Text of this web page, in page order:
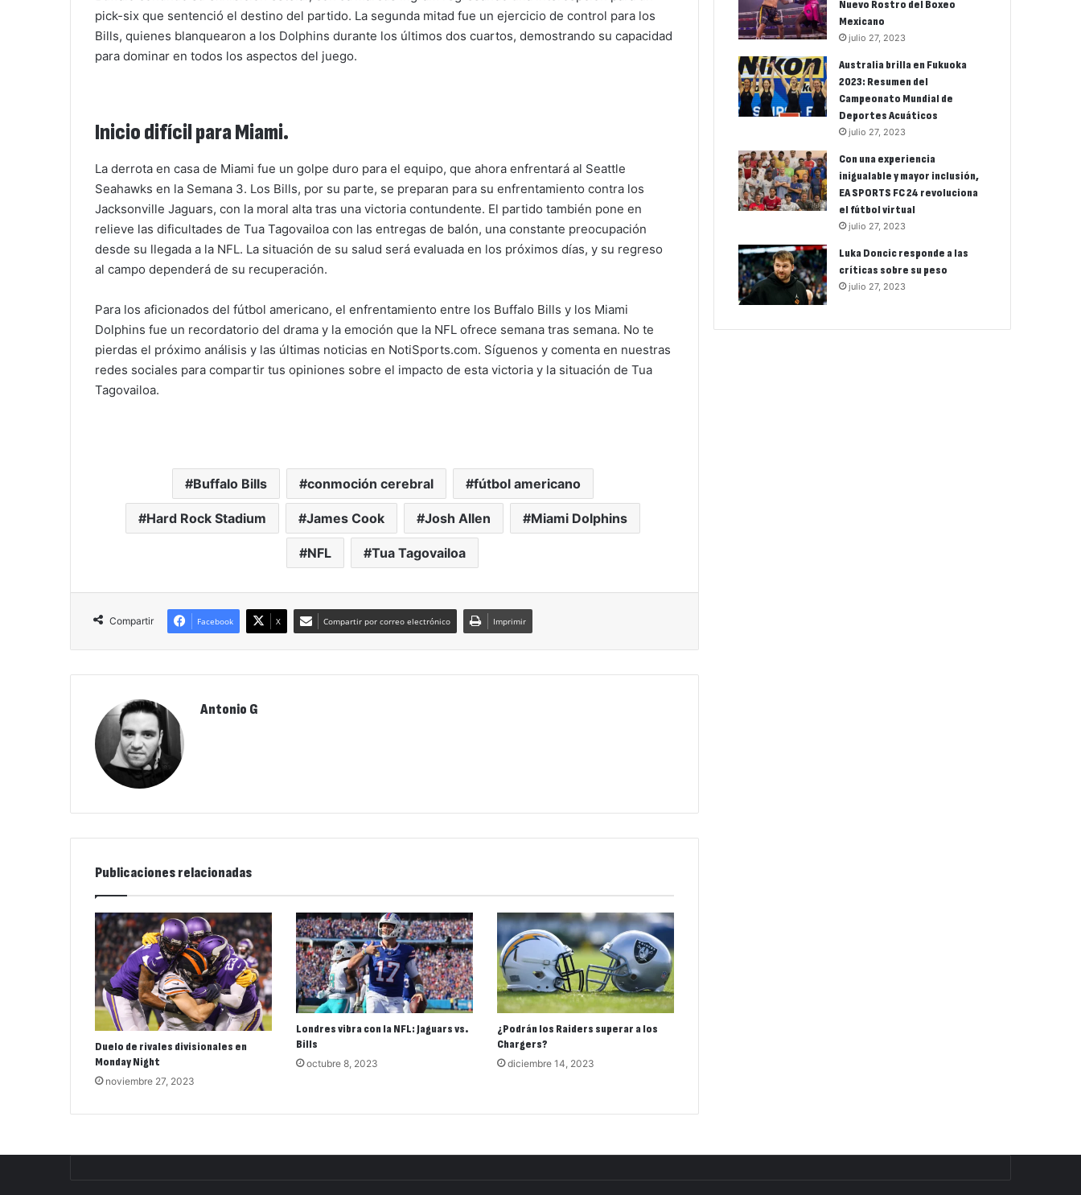
pick-six que sentenció el destino del partido. La segunda mitad fue un ejercicio de control para los
Bills, quienes blanquearon a los Dolphins durante los últimos dos cuartos, demostrando su capacidad
para dominar en todos los aspectos del juego.
Inicio difícil para Miami.
La derrota en casa de Miami fue un golpe duro para el equipo, que ahora enfrentará al Seattle
Seahawks en la Semana 3. Los Bills, por su parte, se preparan para su enfrentamiento contra los
Jacksonville Jaguars, con la moral alta tras una victoria contundente. El partido también pone en
relieve las dificultades de Tua Tagovailoa con las entregas de balón, una constante preocupación
desde su llegada a la NFL. La situación de su salud será evaluada en los próximos días, y su regreso
al campo dependerá de su recuperación.
Para los aficionados del fútbol americano, el enfrentamiento entre los Buffalo Bills y los Miami
Dolphins fue un recordatorio del drama y la emoción que la NFL ofrece semana tras semana. No te
pierdas el próximo análisis y las últimas noticias en NotiSports.com. Síguenos y comenta en nuestras
redes sociales para compartir tus opiniones sobre el impacto de esta victoria y la situación de Tua
Tagovailoa.
Buffalo Bills conmoción cerebral fútbol americano
Hard Rock Stadium James Cook Josh Allen Miami Dolphins
NFL Tua Tagovailoa
Compartir Facebook X Compartir por correo electrónico Imprimir
Antonio G
Publicaciones relacionadas
Duelo de rivales divisionales en
Monday Night
noviembre 27, 2023
Londres vibra con la NFL: Jaguars vs.
Bills
octubre 8, 2023
¿Podrán los Raiders superar a los
Chargers?
diciembre 14, 2023
Nuevo Rostro del Boxeo
Mexicano
julio 27, 2023
Australia brilla en Fukuoka
2023: Resumen del
Campeonato Mundial de
Deportes Acuáticos
julio 27, 2023
Con una experiencia
inigualable y mayor inclusión,
EA SPORTS FC 24 revoluciona
el fútbol virtual
julio 27, 2023
Luka Doncic responde a las
críticas sobre su peso
julio 27, 2023